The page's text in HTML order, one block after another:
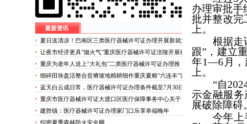
最新资讯
夏日送清凉！巴南区三类医疗器械许可证办理开展新就业
群体慰问活动
让夜市经济更具“烟火气”重庆医疗器械许可证涪陵开展夜
市食品安全专项整治
重庆为老年人送上“大礼包”二类医疗器械许可证办理推
出“乐享银龄”文艺、文创、阅读、健身、康养、科普六大
系列主题活动
细碎田块盘活整合贫瘠坡地精耕细作重庆夏粮“六连丰”背
后的三类医疗器械许可证稳产密码
蓝天白云成日常，医疗器械许可证办理条件截至7月30日
——我市今年已收获192个优良天
重庆市医疗器械许可证大渡口区医疗保障事务中心关于
《重庆市大渡口区医疗保险稽核通知书》送达公告
建胜镇：医疗器械许可证办理家门口乐享幸福晚年
织密夏季森林防火安全网
办理审批手
批并整改完
上。
根据走
跟”，建立
年1—6月，
上。
“自
示金融服
展破除障碍
今年